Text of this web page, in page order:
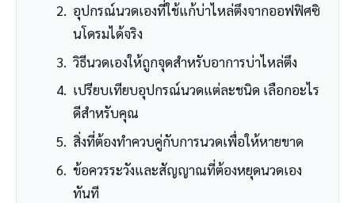
อุปกรณ์นวดเองที่ใช้แก้บ่าไหล่ตึงจากออฟฟิศซิ
นโดรมได้จริง
วิธีนวดเองให้ถูกจุดสำหรับอาการบ่าไหล่ตึง
เปรียบเทียบอุปกรณ์นวดแต่ละชนิด เลือกอะไร
ดีสำหรับคุณ
สิ่งที่ต้องทำควบคู่กับการนวดเพื่อให้หายขาด
ข้อควรระวังและสัญญาณที่ต้องหยุดนวดเอง
ทันที